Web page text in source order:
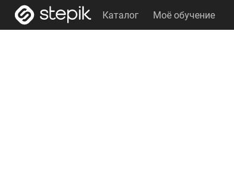
Каталог Моё обучение